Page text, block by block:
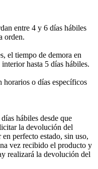
entre 4 y 6 días hábiles
orden.
el tiempo de demora en
hasta 5 días hábiles.
horarios o días específicos
hábiles desde que
la devolución del
perfecto estado, sin uso,
vez recibido el producto y
realizará la devolución del